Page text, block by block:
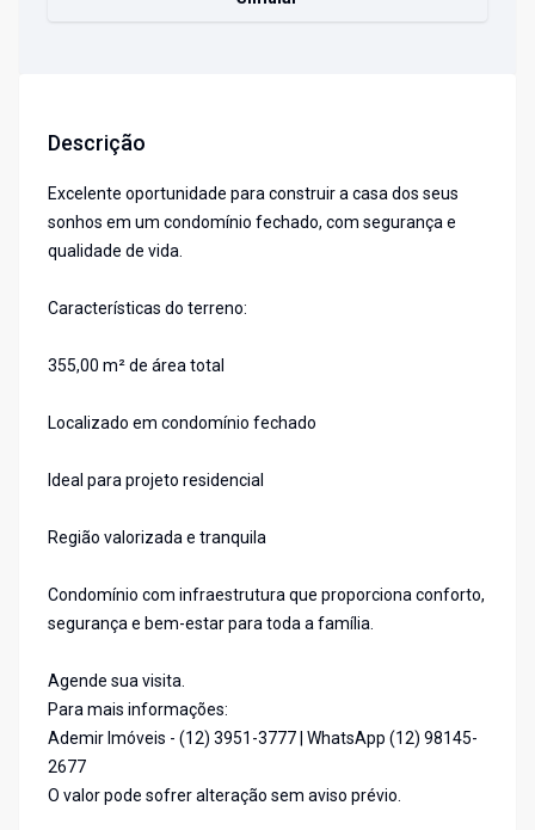
Descrição
Excelente oportunidade para construir a casa dos seus
sonhos em um condomínio fechado, com segurança e
qualidade de vida.
Características do terreno:
355,00 m² de área total
Localizado em condomínio fechado
Ideal para projeto residencial
Região valorizada e tranquila
Condomínio com infraestrutura que proporciona conforto,
segurança e bem-estar para toda a família.
Agende sua visita.
Para mais informações:
Ademir Imóveis - (12) 3951-3777 | WhatsApp (12) 98145-
2677
O valor pode sofrer alteração sem aviso prévio.